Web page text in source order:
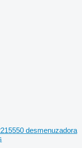
desmenuzadora